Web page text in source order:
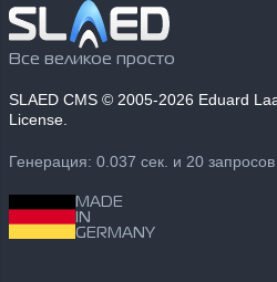
Все великое просто
SLAED CMS © 2005-2026 Eduard
License.
Генерация: 0.037 сек. и 20
MADE
IN
GERMANY